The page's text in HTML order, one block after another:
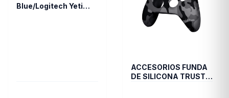
Blue/Logitech Yeti
ACCESORIOS FUNDA
DE SILICONA TRUST